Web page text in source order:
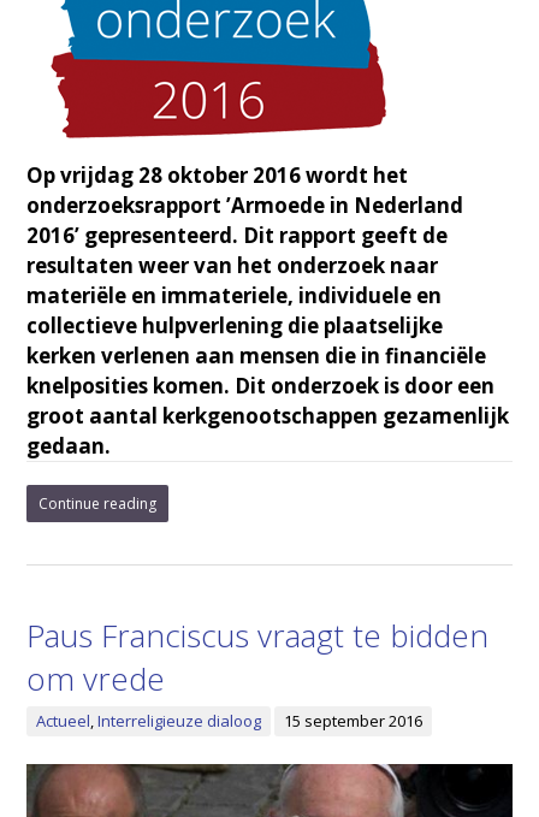
Op vrijdag 28 oktober 2016 wordt het
onderzoeksrapport ’Armoede in Nederland
2016’ gepresenteerd. Dit rapport geeft de
resultaten weer van het onderzoek naar
materiële en immateriele, individuele en
collectieve hulpverlening die plaatselijke
kerken verlenen aan mensen die in financiële
knelposities komen. Dit onderzoek is door een
groot aantal kerkgenootschappen gezamenlijk
gedaan.
Continue reading
Paus Franciscus vraagt te bidden
om vrede
Actueel,Interreligieuze dialoog 15 september 2016